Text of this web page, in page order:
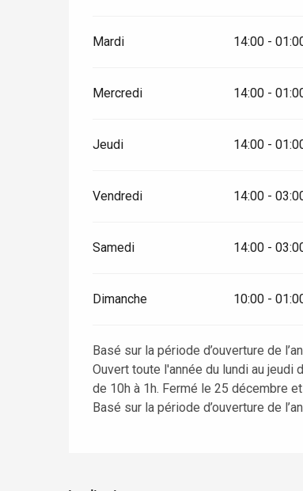
Mardi 14:00 -
Mercredi 14:00 -
Jeudi 14:00 -
Vendredi 14:00 -
Samedi 14:00 -
Dimanche 10:00 -
Basé sur la période d’ouverture de
Ouvert toute l'année du lundi au jeudi
de 10h à 1h. Fermé le 25 décembre
Basé sur la période d’ouverture de